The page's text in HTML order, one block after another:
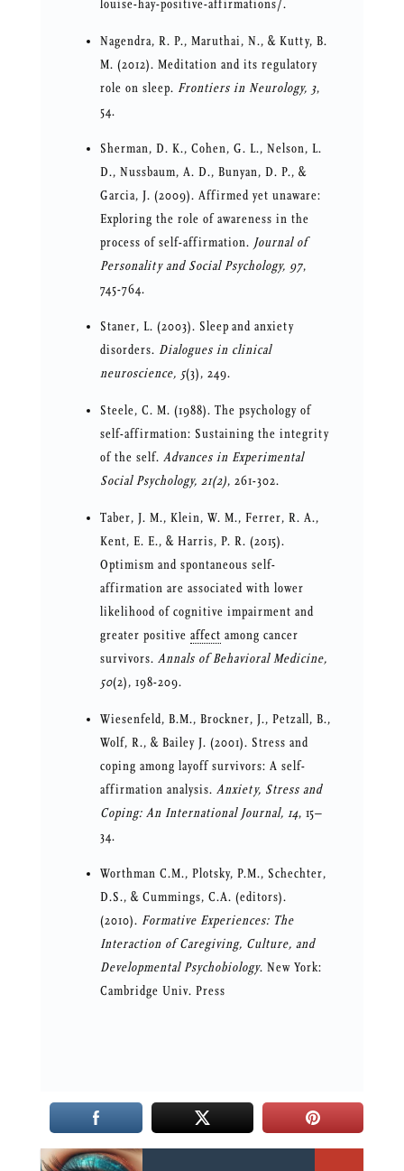
louise-hay-positive-affirmations/.
Nagendra, R. P., Maruthai, N., & Kutty, B.
M. (2012). Meditation and its regulatory
role on sleep. Frontiers in Neurology, 3,
54.
Sherman, D. K., Cohen, G. L., Nelson, L.
D., Nussbaum, A. D., Bunyan, D. P., &
Garcia, J. (2009). Affirmed yet unaware:
Exploring the role of awareness in the
process of self-affirmation. Journal of
Personality and Social Psychology, 97,
745-764.
Staner, L. (2003). Sleep and anxiety
disorders. Dialogues in clinical
neuroscience, 5(3), 249.
Steele, C. M. (1988). The psychology of
self-affirmation: Sustaining the integrity
of the self. Advances in Experimental
Social Psychology, 21(2), 261-302.
Taber, J. M., Klein, W. M., Ferrer, R. A.,
Kent, E. E., & Harris, P. R. (2015).
Optimism and spontaneous self-
affirmation are associated with lower
likelihood of cognitive impairment and
greater positive affect among cancer
survivors. Annals of Behavioral Medicine,
50(2), 198-209.
Wiesenfeld, B.M., Brockner, J., Petzall, B.,
Wolf, R., & Bailey J. (2001). Stress and
coping among layoff survivors: A self-
affirmation analysis. Anxiety, Stress and
Coping: An International Journal, 14, 15–
34.
Worthman C.M., Plotsky, P.M., Schechter,
D.S., & Cummings, C.A. (editors).
(2010). Formative Experiences: The
Interaction of Caregiving, Culture, and
Developmental Psychobiology. New York:
Cambridge Univ. Press